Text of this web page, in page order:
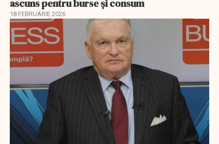
ascuns pentru burse și consum
18 FEBRUARIE 2026
EXCLUSIV